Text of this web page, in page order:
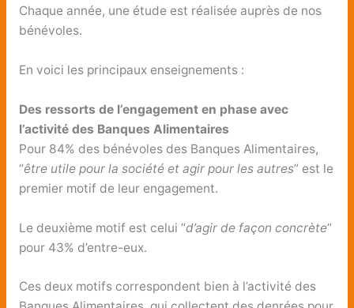
Chaque année, une étude est réalisée auprès de nos
bénévoles.
En voici les principaux enseignements :
Des ressorts de l’engagement en phase avec
l’activité des Banques Alimentaires
Pour 84% des bénévoles des Banques Alimentaires,
“être utile pour la société et agir pour les autres” est le
premier motif de leur engagement.
Le deuxième motif est celui “d’agir de façon concrète”
pour 43% d’entre-eux.
Ces deux motifs correspondent bien à l’activité des